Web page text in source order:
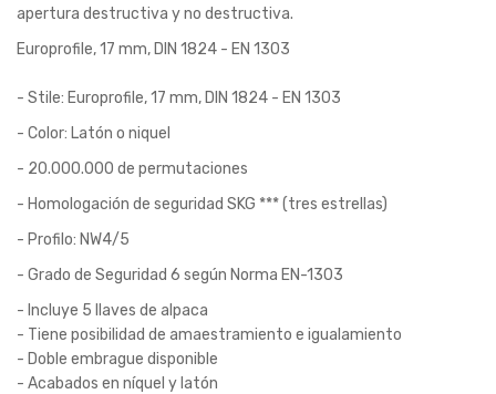
apertura destructiva y no destructiva.
Europrofile, 17 mm, DIN 1824 - EN 1303
- Stile: Europrofile, 17 mm, DIN 1824 - EN 1303
- Color: Latón o niquel
- 20.000.000 de permutaciones
- Homologación de seguridad SKG *** (tres estrellas)
- Profilo: NW4/5
- Grado de Seguridad 6 según Norma EN-1303
- Incluye 5 llaves de alpaca
- Tiene posibilidad de amaestramiento e igualamiento
- Doble embrague disponible
- Acabados en níquel y latón